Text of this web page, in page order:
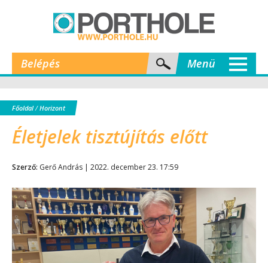
Belépés Menü
Főoldal/Horizont
Életjelek tisztújítás előtt
Szerző: Gerő András | 2022. december 23. 17:59